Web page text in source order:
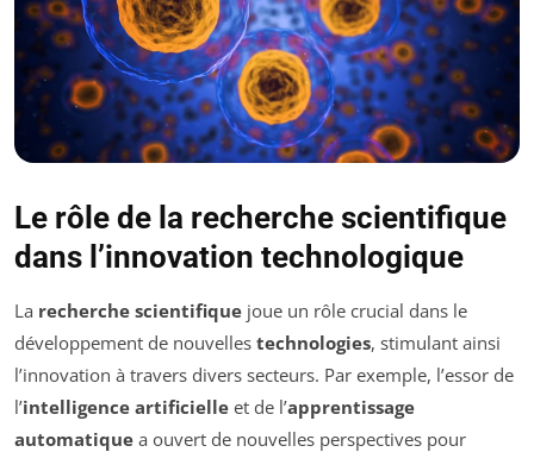
Le rôle de la recherche scientifique
dans l’innovation technologique
La recherche scientifique joue un rôle crucial dans le
développement de nouvelles technologies, stimulant ainsi
l’innovation à travers divers secteurs. Par exemple, l’essor de
l’intelligence artificielle et de l’apprentissage
automatique a ouvert de nouvelles perspectives pour